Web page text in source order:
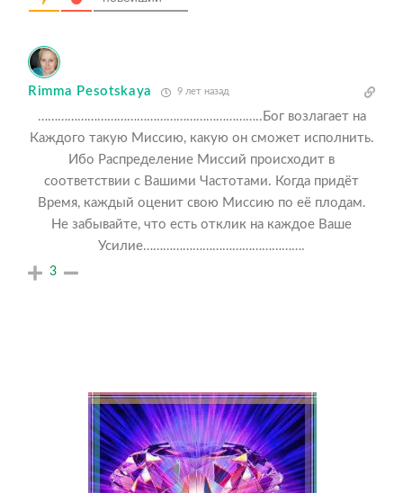
Rimma Pesotskaya 9 лет назад
…………………………………………………………..Бог возлагает на
Каждого такую Миссию, какую он сможет исполнить.
Ибо Распределение Миссий происходит в
соответствии с Вашими Частотами. Когда придёт
Время, каждый оценит свою Миссию по её плодам.
Не забывайте, что есть отклик на каждое Ваше
Усилие………………………………………….
3